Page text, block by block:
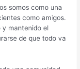
somos como una
como amigos.
y mantenido el
de que todo va